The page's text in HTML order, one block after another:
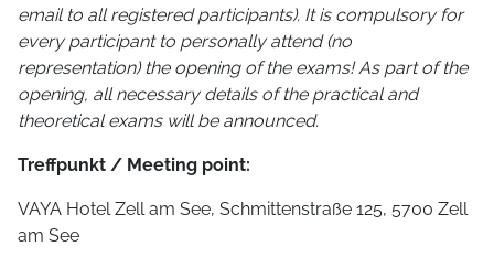
email to all registered participants). It is compulsory for
every participant to personally attend (no
representation) the opening of the exams! As part of the
opening, all necessary details of the practical and
theoretical exams will be announced.
Treffpunkt / Meeting point:
VAYA Hotel Zell am See, Schmittenstraße 125, 5700 Zell
am See